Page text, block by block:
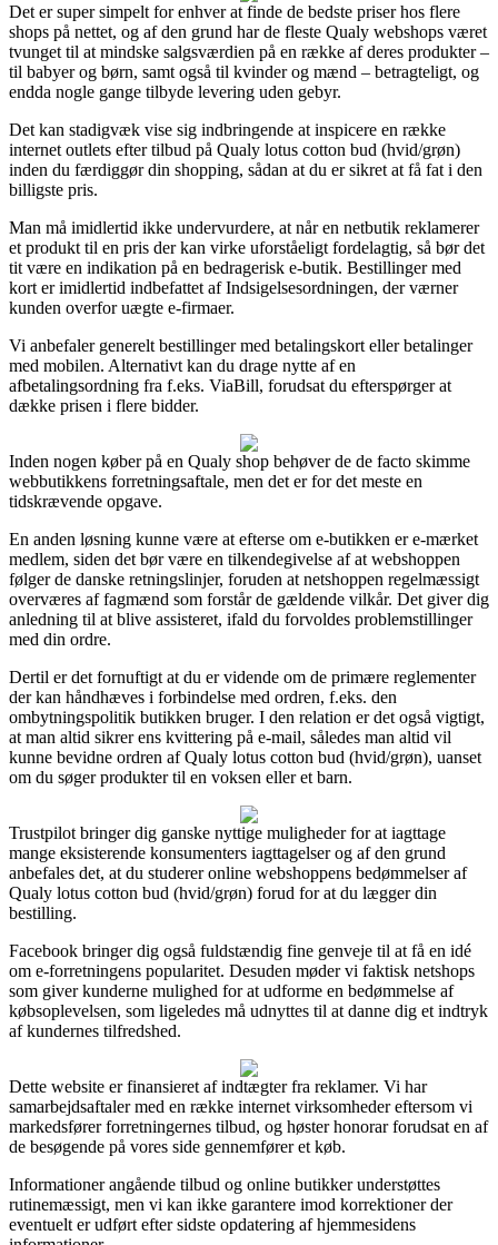
Det er super simpelt for enhver at finde de bedste priser hos flere
shops på nettet, og af den grund har de fleste Qualy webshops været
tvunget til at mindske salgsværdien på en række af deres produkter –
til babyer og børn, samt også til kvinder og mænd – betragteligt, og
endda nogle gange tilbyde levering uden gebyr.
Det kan stadigvæk vise sig indbringende at inspicere en række
internet outlets efter tilbud på Qualy lotus cotton bud (hvid/grøn)
inden du færdiggør din shopping, sådan at du er sikret at få fat i den
billigste pris.
Man må imidlertid ikke undervurdere, at når en netbutik reklamerer
et produkt til en pris der kan virke uforståeligt fordelagtig, så bør det
tit være en indikation på en bedragerisk e-butik. Bestillinger med
kort er imidlertid indbefattet af Indsigelsesordningen, der værner
kunden overfor uægte e-firmaer.
Vi anbefaler generelt bestillinger med betalingskort eller betalinger
med mobilen. Alternativt kan du drage nytte af en
afbetalingsordning fra f.eks. ViaBill, forudsat du efterspørger at
dække prisen i flere bidder.
Inden nogen køber på en Qualy shop behøver de de facto skimme
webbutikkens forretningsaftale, men det er for det meste en
tidskrævende opgave.
En anden løsning kunne være at efterse om e-butikken er e-mærket
medlem, siden det bør være en tilkendegivelse af at webshoppen
følger de danske retningslinjer, foruden at netshoppen regelmæssigt
overværes af fagmænd som forstår de gældende vilkår. Det giver dig
anledning til at blive assisteret, ifald du forvoldes problemstillinger
med din ordre.
Dertil er det fornuftigt at du er vidende om de primære reglementer
der kan håndhæves i forbindelse med ordren, f.eks. den
ombytningspolitik butikken bruger. I den relation er det også vigtigt,
at man altid sikrer ens kvittering på e-mail, således man altid vil
kunne bevidne ordren af Qualy lotus cotton bud (hvid/grøn), uanset
om du søger produkter til en voksen eller et barn.
Trustpilot bringer dig ganske nyttige muligheder for at iagttage
mange eksisterende konsumenters iagttagelser og af den grund
anbefales det, at du studerer online webshoppens bedømmelser af
Qualy lotus cotton bud (hvid/grøn) forud for at du lægger din
bestilling.
Facebook bringer dig også fuldstændig fine genveje til at få en idé
om e-forretningens popularitet. Desuden møder vi faktisk netshops
som giver kunderne mulighed for at udforme en bedømmelse af
købsoplevelsen, som ligeledes må udnyttes til at danne dig et indtryk
af kundernes tilfredshed.
Dette website er finansieret af indtægter fra reklamer. Vi har
samarbejdsaftaler med en række internet virksomheder eftersom vi
markedsfører forretningernes tilbud, og høster honorar forudsat en af
de besøgende på vores side gennemfører et køb.
Informationer angående tilbud og online butikker understøttes
rutinemæssigt, men vi kan ikke garantere imod korrektioner der
eventuelt er udført efter sidste opdatering af hjemmesidens